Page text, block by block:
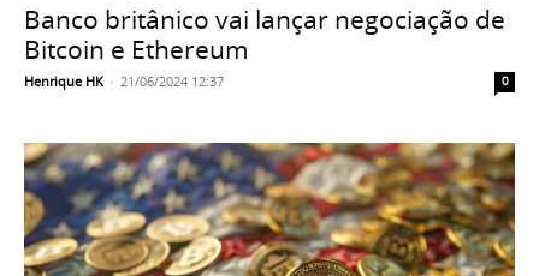
Banco britânico vai lançar negociação de
Bitcoin e Ethereum
Henrique HK - 21/06/2024 12:37 0